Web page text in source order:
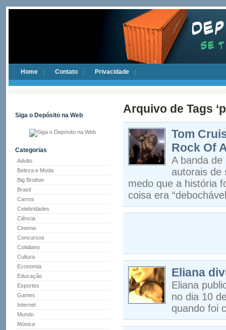
Home Contato Privacidade
Siga o Depósito na Web
Categorias
Adulto
Beleza e Moda
Big Brother
Brasil
Carros
Celebridades
Ciência
Cinema
Concursos
Cotidiano
Cultura
Economia
Educação
Esportes
Games
Internet
Mundo
Música
Arquivo de Tags
Tom
Rock Of
A banda
autorais de
medo que a história
coisa era
Eliana
Eliana
no dia 10
quando foi